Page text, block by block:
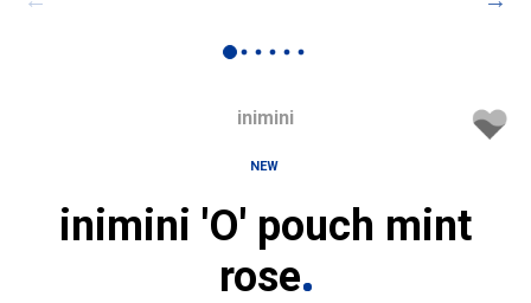
inimini
NEW
inimini 'O' pouch mint
rose